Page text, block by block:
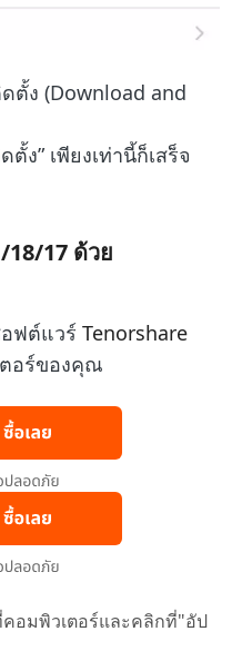
ตั้ง (Download and
ง” เพียงเท่านี้ก็เสร็จ
18/17 ด้วย
ฟต์แวร์ Tenorshare
อร์ของคุณ
อมพิวเตอร์และคลิกที่"อัป